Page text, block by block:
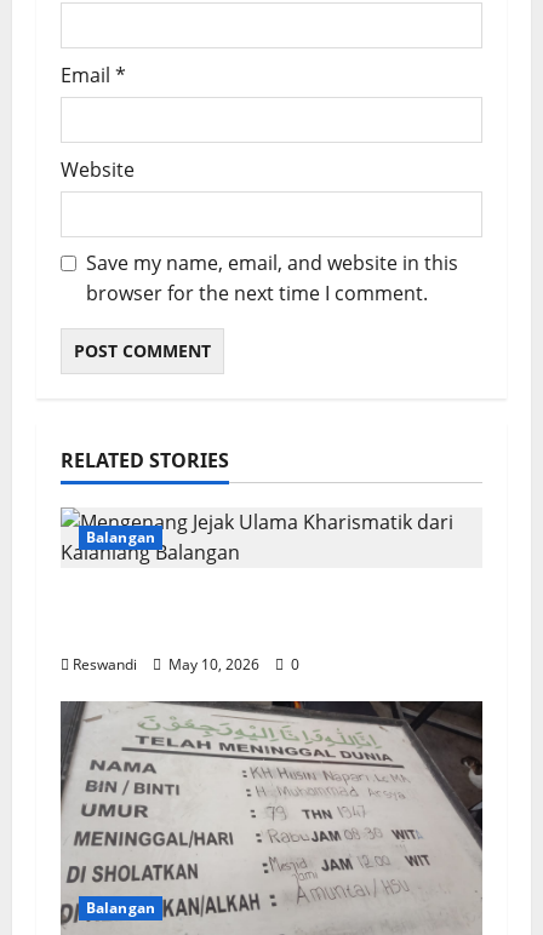
Email *
Website
Save my name, email, and website in this
browser for the next time I comment.
RELATED STORIES
Balangan
Reswandi May 10, 2026 0
Balangan